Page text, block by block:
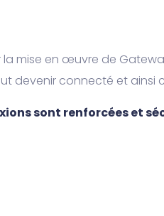
mise en œuvre de
devenir connecté et ainsi
sont renforcées et